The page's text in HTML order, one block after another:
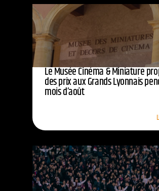
Le Musée Cinéma & Miniature
des prix aux Grands Lyonnais
mois d’août